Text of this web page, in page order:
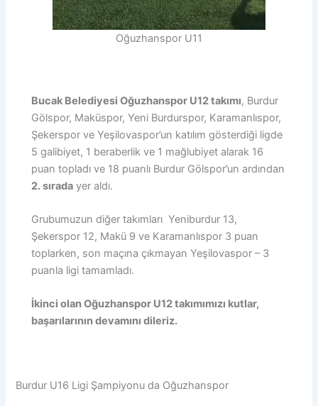
Oğuzhanspor U11
Bucak Belediyesi Oğuzhanspor U12 takımı, Burdur
Gölspor, Maküspor, Yeni Burdurspor, Karamanlıspor,
Şekerspor ve Yeşilovaspor’un katılım gösterdiği ligde
5 galibiyet, 1 beraberlik ve 1 mağlubiyet alarak 16
puan topladı ve 18 puanlı Burdur Gölspor’un ardından
2. sırada yer aldı.
Grubumuzun diğer takımları Yeniburdur 13,
Şekerspor 12, Makü 9 ve Karamanlıspor 3 puan
toplarken, son maçına çıkmayan Yeşilovaspor – 3
puanla ligi tamamladı.
İkinci olan Oğuzhanspor U12 takımımızı kutlar,
başarılarının devamını dileriz.
Burdur U16 Ligi Şampiyonu da Oğuzhanspor